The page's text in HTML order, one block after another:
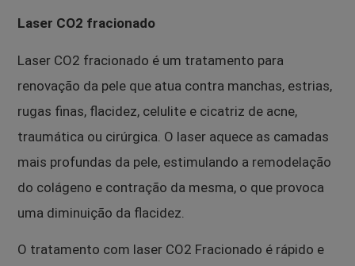
Laser CO2 fracionado
Laser CO2 fracionado é um tratamento para
renovação da pele que atua contra manchas, estrias,
rugas finas, flacidez, celulite e cicatriz de acne,
traumática ou cirúrgica. O laser aquece as camadas
mais profundas da pele, estimulando a remodelação
do colágeno e contração da mesma, o que provoca
uma diminuição da flacidez.
O tratamento com laser CO2 Fracionado é rápido e